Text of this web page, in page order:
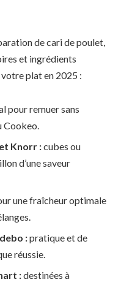
de cari de poulet,
et ingrédients
plat en 2025 :
pour remuer sans
Cookeo.
Knorr :cubes ou
d’une saveur
une fraîcheur optimale
:pratique et de
réussie.
:destinées à